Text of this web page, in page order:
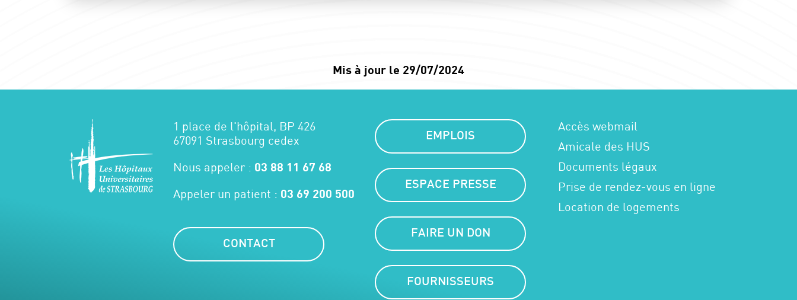
Mis à jour le 29/07/2024
1 place de l'hôpital, BP 426
67091 Strasbourg cedex
Nous appeler : 03 88 11 67 68
Appeler un patient : 03 69 200 500
CONTACT
EMPLOIS
ESPACE PRESSE
FAIRE UN DON
FOURNISSEURS
Accès webmail
Amicale des HUS
Documents légaux
Prise de rendez-vous en ligne
Location de logements